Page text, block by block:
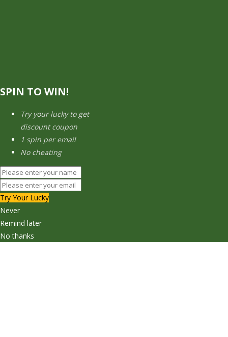
SPIN TO WIN!
Try your lucky to get
discount coupon
1 spin per email
No cheating
Try Your Lucky
Never
Remind later
No thanks